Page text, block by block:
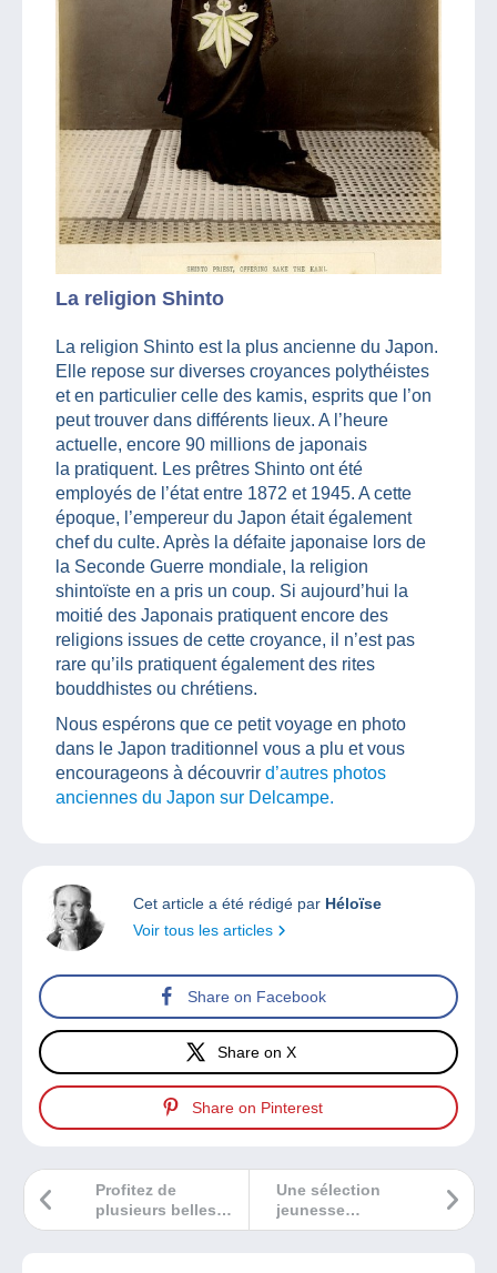
La religion Shinto
La religion Shinto est la plus ancienne du Japon.
Elle repose sur diverses croyances polythéistes
et en particulier celle des kamis, esprits que l’on
peut trouver dans différents lieux. A l’heure
actuelle, encore 90 millions de japonais
la pratiquent. Les prêtres Shinto ont été
employés de l’état entre 1872 et 1945. A cette
époque, l’empereur du Japon était également
chef du culte. Après la défaite japonaise lors de
la Seconde Guerre mondiale, la religion
shintoïste en a pris un coup. Si aujourd’hui la
moitié des Japonais pratiquent encore des
religions issues de cette croyance, il n’est pas
rare qu’ils pratiquent également des rites
bouddhistes ou chrétiens.
Nous espérons que ce petit voyage en photo
dans le Japon traditionnel vous a plu et vous
encourageons à découvrir d’autres photos
anciennes du Japon sur Delcampe.
Cet article a été rédigé par Héloïse
Voir tous les articles
Share on Facebook
Share on X
Share on Pinterest
Une sélection
jeunesse
totalement
Profitez de
plusieurs belles
expositions